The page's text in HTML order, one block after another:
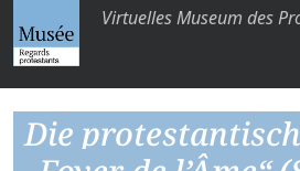
Virtuelles Museum des
Die